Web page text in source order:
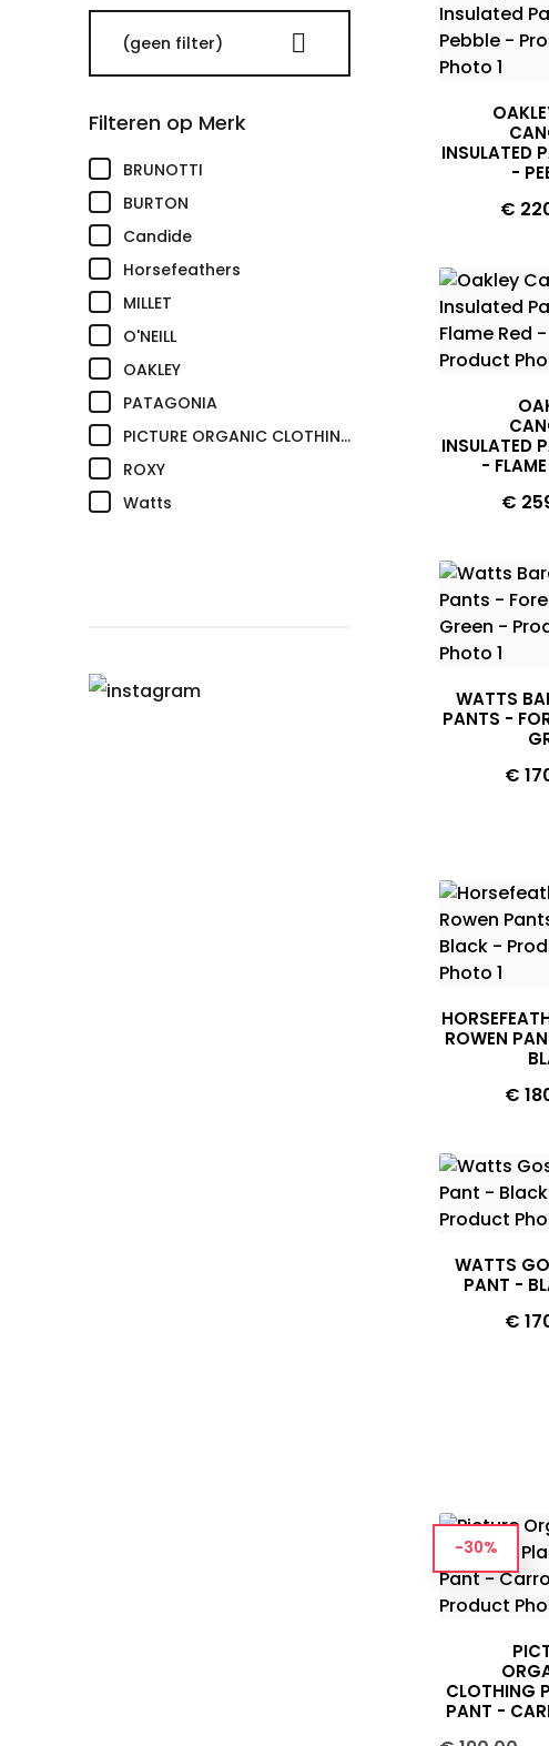
(geen filter) 
Filteren op Merk
BRUNOTTI
BURTON
Candide
Horsefeathers
MILLET
O'NEILL
OAKLEY
PATAGONIA
PICTURE ORGANIC CLOTHING
ROXY
Watts
INSULATED
-
Prijs
€
INSULATED
-
Prijs
€
WATTS
PANTS -
Prijs
€
ROWEN
Prijs
€
WATTS
PANT -
Prijs
€
CLOTHING
PANT -
-30%